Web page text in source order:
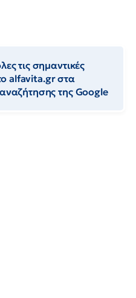
τις σημαντικές
alfavita.gr στα
της Google